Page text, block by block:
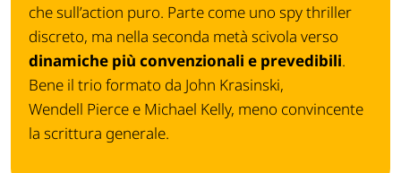
che sull’action puro. Parte come uno spy thriller
discreto, ma nella seconda metà scivola verso
dinamiche più convenzionali e prevedibili.
Bene il trio formato da John Krasinski,
Wendell Pierce e Michael Kelly, meno convincente
la scrittura generale.